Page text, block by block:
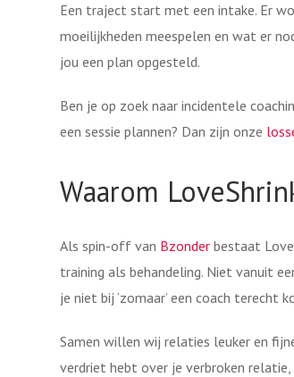
Een traject start met een intake. Er
moeilijkheden meespelen en wat er
jou een plan opgesteld.
Ben je op zoek naar incidentele
een sessie plannen? Dan zijn onze
Waarom
Als spin-off van Bzonder bestaat
training als behandeling. Niet vanuit
je niet bij ‘zomaar’ een coach
Samen willen wij relaties leuker en
verdriet hebt over je verbroken